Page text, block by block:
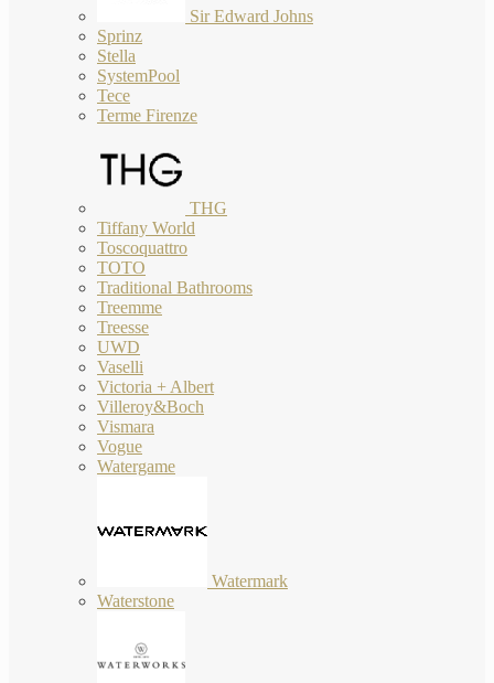
Sir Edward Johns
Sprinz
Stella
SystemPool
Tece
Terme Firenze
THG
Tiffany World
Toscoquattro
TOTO
Traditional Bathrooms
Treemme
Treesse
UWD
Vaselli
Victoria + Albert
Villeroy&Boch
Vismara
Vogue
Watergame
Watermark
Waterstone